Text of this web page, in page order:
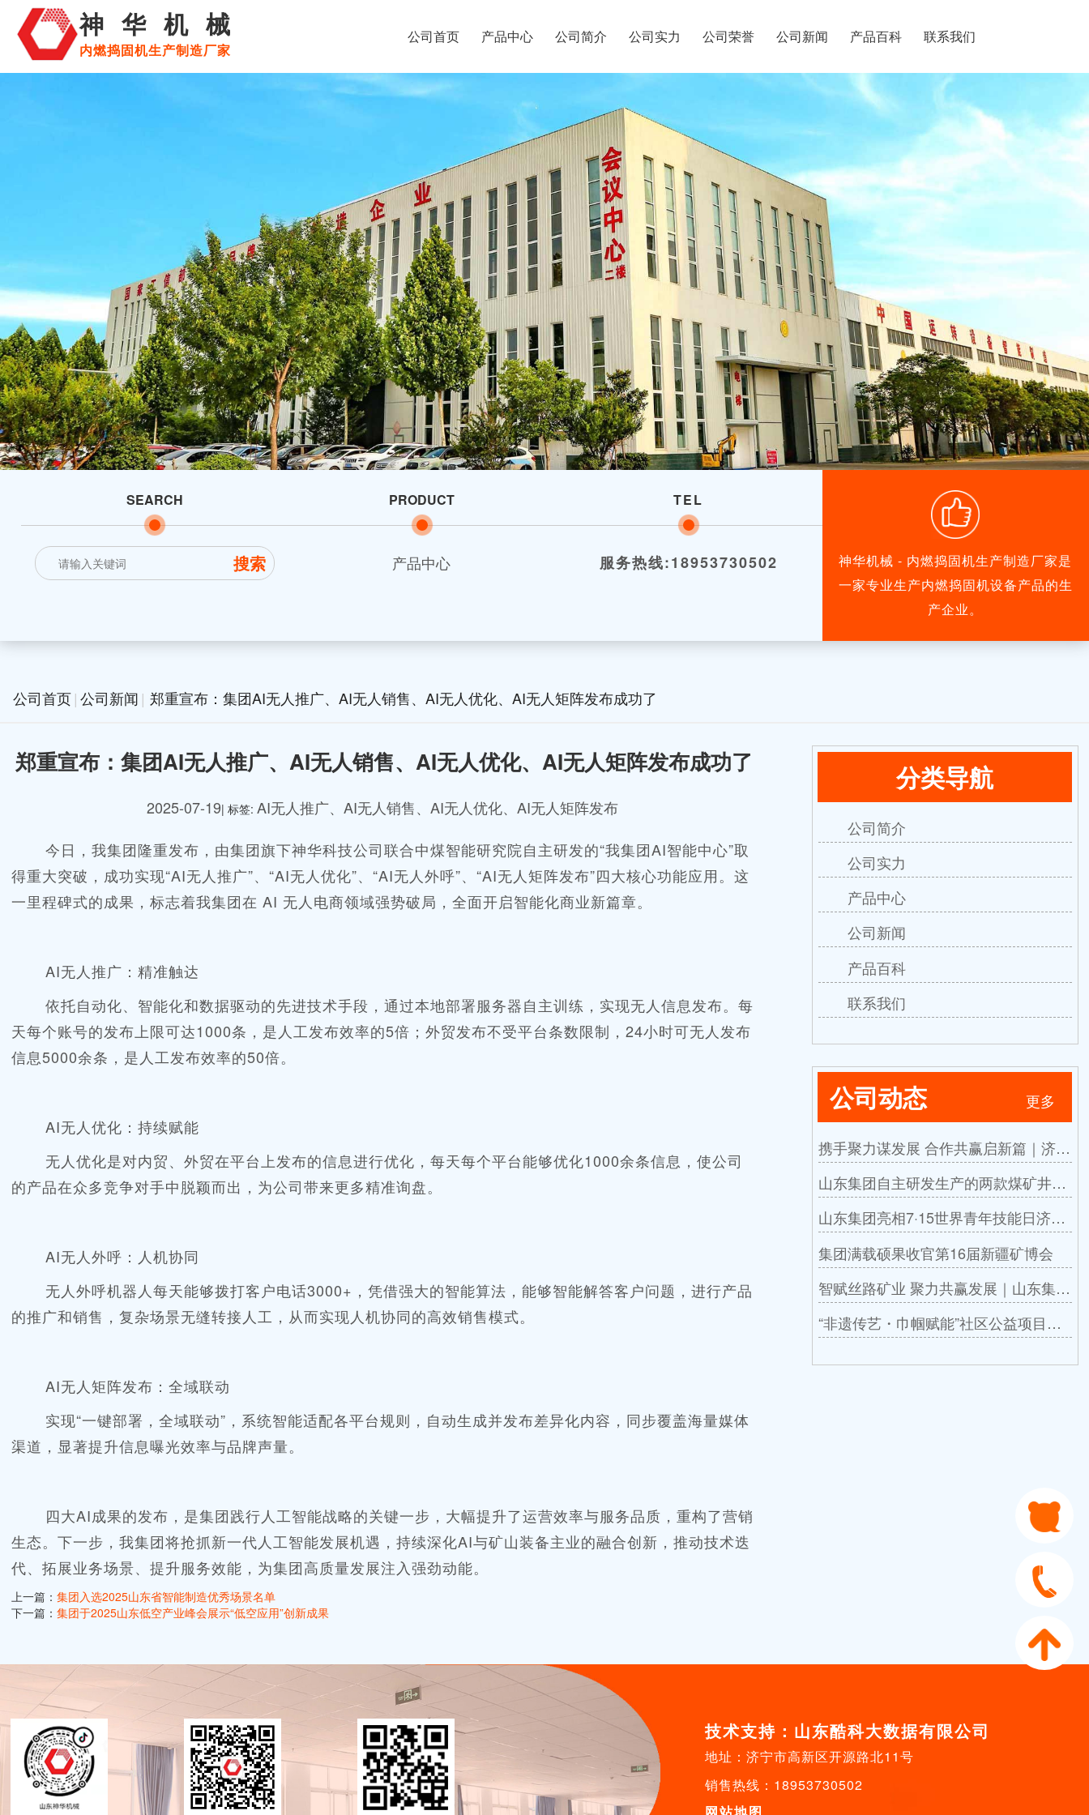
神华机械
内燃捣固机生产制造厂家
公司首页 产品中心 公司简介 公司实力 公司荣誉 公司新闻 产品百科 联系我们
SEARCH PRODUCT
产品中心
TEL
服务热线:18953730502
神华机械 - 内燃捣固机生产制造厂家是
一家专业生产内燃捣固机设备产品的生
产企业。
公司首页| 公司新闻 | 郑重宣布：集团AI无人推广、AI无人销售、AI无人优化、AI无人矩阵发布成功了
郑重宣布：集团AI无人推广、AI无人销售、AI无人优化、AI无人矩阵发布成功了
2025-07-19| 标签: AI无人推广、AI无人销售、AI无人优化、AI无人矩阵发布
今日，我集团隆重发布，由集团旗下神华科技公司联合中煤智能研究院自主研发的“我集团AI智能中心”取
得重大突破，成功实现“AI无人推广”、“AI无人优化”、“AI无人外呼”、“AI无人矩阵发布”四大核心功能应用。这
一里程碑式的成果，标志着我集团在 AI 无人电商领域强势破局，全面开启智能化商业新篇章。
AI无人推广：精准触达
依托自动化、智能化和数据驱动的先进技术手段，通过本地部署服务器自主训练，实现无人信息发布。每
天每个账号的发布上限可达1000条，是人工发布效率的5倍；外贸发布不受平台条数限制，24小时可无人发布
信息5000余条，是人工发布效率的50倍。
AI无人优化：持续赋能
无人优化是对内贸、外贸在平台上发布的信息进行优化，每天每个平台能够优化1000余条信息，使公司
的产品在众多竞争对手中脱颖而出，为公司带来更多精准询盘。
AI无人外呼：人机协同
无人外呼机器人每天能够拨打客户电话3000+，凭借强大的智能算法，能够智能解答客户问题，进行产品
的推广和销售，复杂场景无缝转接人工，从而实现人机协同的高效销售模式。
AI无人矩阵发布：全域联动
实现“一键部署，全域联动”，系统智能适配各平台规则，自动生成并发布差异化内容，同步覆盖海量媒体
渠道，显著提升信息曝光效率与品牌声量。
四大AI成果的发布，是集团践行人工智能战略的关键一步，大幅提升了运营效率与服务品质，重构了营销
生态。下一步，我集团将抢抓新一代人工智能发展机遇，持续深化AI与矿山装备主业的融合创新，推动技术迭
代、拓展业务场景、提升服务效能，为集团高质量发展注入强劲动能。
上一篇： 集团入选2025山东省智能制造优秀场景名单
下一篇： 集团于2025山东低空产业峰会展示“低空应用”创新成果
分类导航
公司简介
公司实力
产品中心
公司新闻
产品百科
联系我们
公司动态 更多
携手聚力谋发展 合作共赢启新篇｜济宁
联通公司领导莅临山东集团考察洽谈合
山东集团自主研发生产的两款煤矿井下
自动隔爆装置成功取得矿用产品安全标
山东集团亮相7·15世界青年技能日济宁
主题活动
集团满载硕果收官第16届新疆矿博会
智赋丝路矿业 聚力共赢发展｜山东集团
惊艳亮相第16届新疆国际矿博会
“非遗传艺・巾帼赋能”社区公益项目共
技术支持：山东酷科大数据有限公司
地址：济宁市高新区开源路北11号
销售热线：18953730502